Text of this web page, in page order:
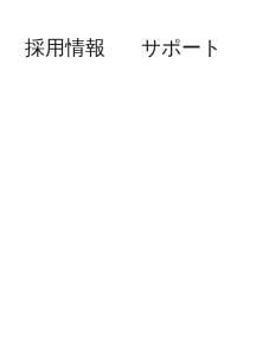
採用情報 サポート